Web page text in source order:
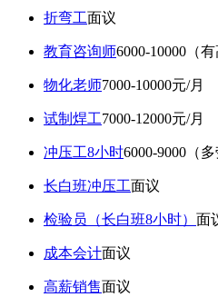
折弯工面议
教育咨询师6000-10000（
物化老师7000-10000元/月
试制焊工7000-12000元/月
冲压工8小时6000-9000（
长白班冲压工面议
检验员（长白班8小时） 面
成本会计面议
高薪销售面议